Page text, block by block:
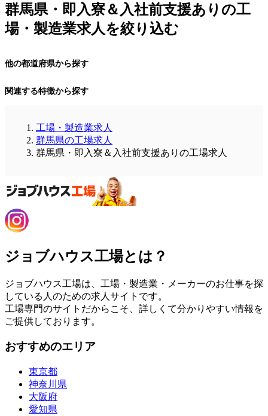
群馬県・即入寮＆入社前支援ありの工
場・製造業求人を絞り込む
他の都道府県から探す
関連する特徴から探す
工場・製造業求人
群馬県の工場求人
群馬県・即入寮＆入社前支援ありの工場求人
ジョブハウス工場とは？
ジョブハウス工場は、工場・製造業・メーカーのお仕事を探
している人のための求人サイトです。
工場専門のサイトだからこそ、詳しくて分かりやすい情報を
ご提供しております。
おすすめのエリア
東京都
神奈川県
大阪府
愛知県